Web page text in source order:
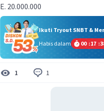
E. 20.000.000
Ikuti Tryout SNBT &
Habis dalam
00 :17 :
1 1